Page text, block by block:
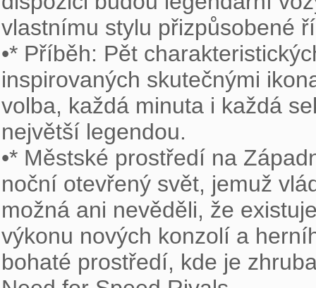
vlastnímu stylu přizpůsobené
•* Příběh: Pět
inspirovaných skutečnými
volba, každá minuta i každá
největší legendou.
•* Městské prostředí na
noční otevřený svět, jemuž
možná ani nevěděli, že
výkonu nových konzolí a
bohaté prostředí, kde je